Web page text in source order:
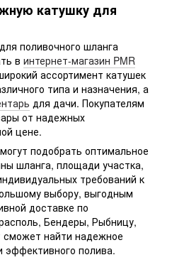
катушку для
поливочного шланга
в интернет-магазин PMR
ассортимент катушек
типа и назначения, а
для дачи. Покупателям
от надежных
цене.
подобрать оптимальное
шланга, площади участка,
требований к
выбору, выгодным
доставке по
Бендеры, Рыбницу,
найти надежное
эффективного полива.